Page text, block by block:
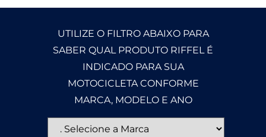
UTILIZE O FILTRO ABAIXO PARA
SABER QUAL PRODUTO RIFFEL É
INDICADO PARA SUA
MOTOCICLETA CONFORME
MARCA, MODELO E ANO